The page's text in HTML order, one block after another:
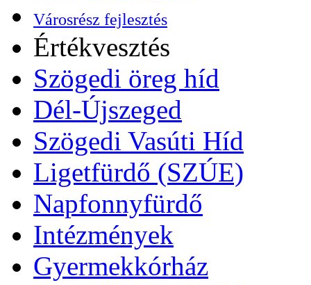
Városrész fejlesztés
Értékvesztés
Szögedi öreg híd
Dél-Újszeged
Szögedi Vasúti Híd
Ligetfürdő (SZÚE)
Napfonnyfürdő
Intézmények
Gyermekkórház